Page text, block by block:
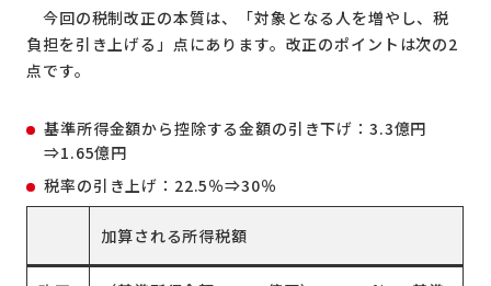
今回の税制改正の本質は、「対象となる人を増やし、税
負担を引き上げる」点にあります。改正のポイントは次の2
点です。
基準所得金額から控除する金額の引き下げ：3.3億円
⇒1.65億円
税率の引き上げ：22.5％⇒30％
加算される所得税額